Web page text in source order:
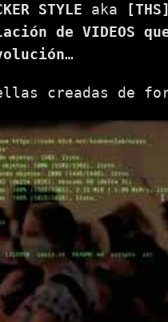
STYLE aka [THS]
de VIDEOS
…
creadas de